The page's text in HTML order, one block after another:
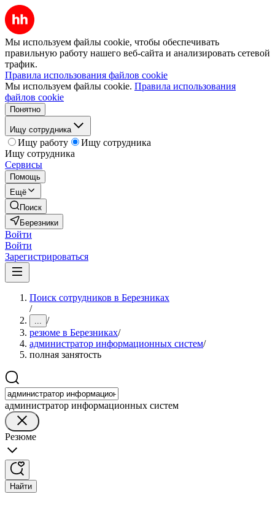
Мы используем файлы cookie, чтобы обеспечивать
правильную работу нашего веб-сайта и анализировать сетевой
трафик.
Правила использования файлов cookie
Мы используем файлы cookie. Правила использования
файлов cookie
Понятно
Ищу сотрудника
Ищу работу
Ищу сотрудника
Ищу сотрудника
Сервисы
Помощь
Ещё
Поиск
Березники
Войти
Войти
Зарегистрироваться
Поиск сотрудников в Березниках
/
... /
резюме в Березниках/
администратор информационных систем/
полная занятость
администратор информационных систем
Резюме
Найти